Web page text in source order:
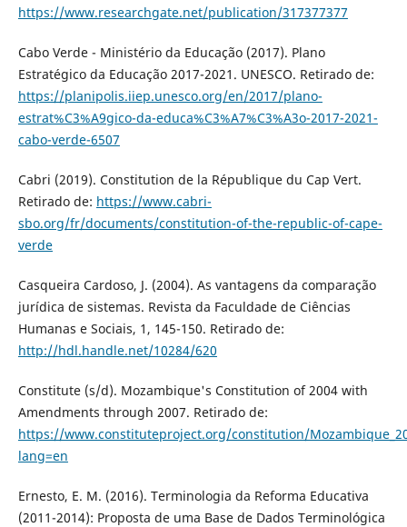
https://www.researchgate.net/publication/317377377
Cabo Verde - Ministério da Educação (2017). Plano
Estratégico da Educação 2017-2021. UNESCO. Retirado de:
https://planipolis.iiep.unesco.org/en/2017/plano-
estrat%C3%A9gico-da-educa%C3%A7%C3%A3o-2017-2021-
cabo-verde-6507
Cabri (2019). Constitution de la République du Cap Vert.
Retirado de: https://www.cabri-
sbo.org/fr/documents/constitution-of-the-republic-of-cape-
verde
Casqueira Cardoso, J. (2004). As vantagens da comparação
jurídica de sistemas. Revista da Faculdade de Ciências
Humanas e Sociais, 1, 145-150. Retirado de:
http://hdl.handle.net/10284/620
Constitute (s/d). Mozambique's Constitution of 2004 with
Amendments through 2007. Retirado de:
https://www.constituteproject.org/constitution/
lang=en
Ernesto, E. M. (2016). Terminologia da Reforma Educativa
(2011-2014): Proposta de uma Base de Dados Terminológica